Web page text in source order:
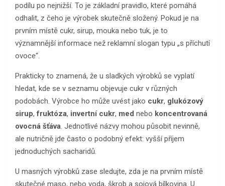
podílu po nejnižší. To je základní pravidlo, které pomáhá
odhalit, z čeho je výrobek skutečně složený. Pokud je na
prvním místě cukr, sirup, mouka nebo tuk, je to
významnější informace než reklamní slogan typu „s příchutí
ovoce“.
Prakticky to znamená, že u sladkých výrobků se vyplatí
hledat, kde se v seznamu objevuje cukr v různých
podobách. Výrobce ho může uvést jako cukr, glukózový
sirup,fruktóza, invertní cukr, med nebo koncentrovaná
ovocná šťáva. Jednotlivé názvy mohou působit nevinně,
ale nutričně jde často o podobný efekt: vyšší příjem
jednoduchých sacharidů.
U masných výrobků zase sledujte, zda je na prvním místě
skutečné maso, nebo voda, škrob a sojová bílkovina. U